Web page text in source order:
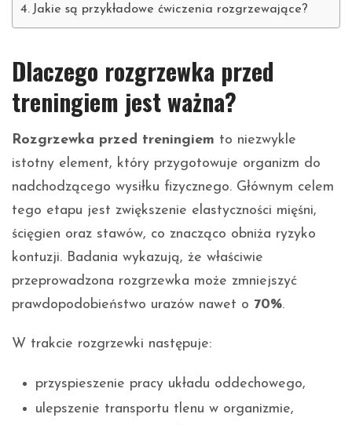
Jakie są przykładowe ćwiczenia rozgrzewające?
Dlaczego rozgrzewka przed
treningiem jest ważna?
Rozgrzewka przed treningiem to niezwykle
istotny element, który przygotowuje organizm do
nadchodzącego wysiłku fizycznego. Głównym celem
tego etapu jest zwiększenie elastyczności mięśni,
ścięgien oraz stawów, co znacząco obniża ryzyko
kontuzji. Badania wykazują, że właściwie
przeprowadzona rozgrzewka może zmniejszyć
prawdopodobieństwo urazów nawet o 70%.
W trakcie rozgrzewki następuje:
przyspieszenie pracy układu oddechowego,
ulepszenie transportu tlenu w organizmie,